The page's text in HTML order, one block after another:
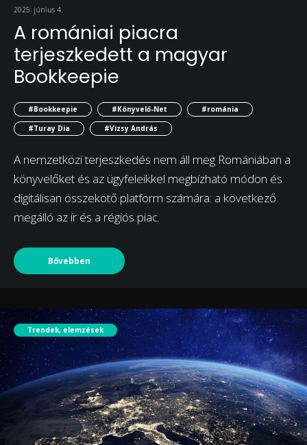
2025. június 4.
A romániai piacra
terjeszkedett a magyar
Bookkeepie
#Bookkeepie #Könyvelő-Net
#románia
#Turay Dia
#Vizsy András
A nemzetközi terjeszkedés nem áll meg Romániában a
könyvelőket és az ügyfeleikkel megbízható módon és
digitálisan összekötő platform számára: a következő
megálló az ír és a régiós piac.
Bővebben
Trendek, elemzések